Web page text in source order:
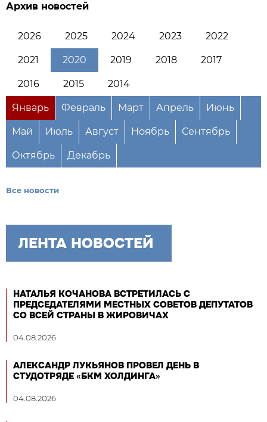
Архив новостей
2026 2025 2024 2023 2022
2021 2020 2019 2018 2017
2016 2015 2014
Январь Февраль Март Апрель Июнь
Май Июль Август Ноябрь Сентябрь
Октябрь Декабрь
Все новости
ЛЕНТА НОВОСТЕЙ
НАТАЛЬЯ КОЧАНОВА ВСТРЕТИЛАСЬ С
ПРЕДСЕДАТЕЛЯМИ МЕСТНЫХ СОВЕТОВ ДЕПУТАТОВ
СО ВСЕЙ СТРАНЫ В ЖИРОВИЧАХ
04.08.2026
АЛЕКСАНДР ЛУКЬЯНОВ ПРОВЕЛ ДЕНЬ В
СТУДОТРЯДЕ «БКМ ХОЛДИНГА»
04.08.2026